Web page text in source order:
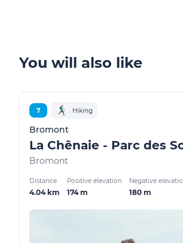
You will also like
7 Hiking
Bromont
La Chênaie - Parc des
Bromont
Distance
4.04 km
Positive elevation
174 m
Negative
180 m